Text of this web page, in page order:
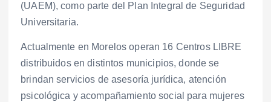
(UAEM), como parte del Plan Integral de Seguridad
Universitaria.
Actualmente en Morelos operan 16 Centros LIBRE
distribuidos en distintos municipios, donde se
brindan servicios de asesoría jurídica, atención
psicológica y acompañamiento social para mujeres